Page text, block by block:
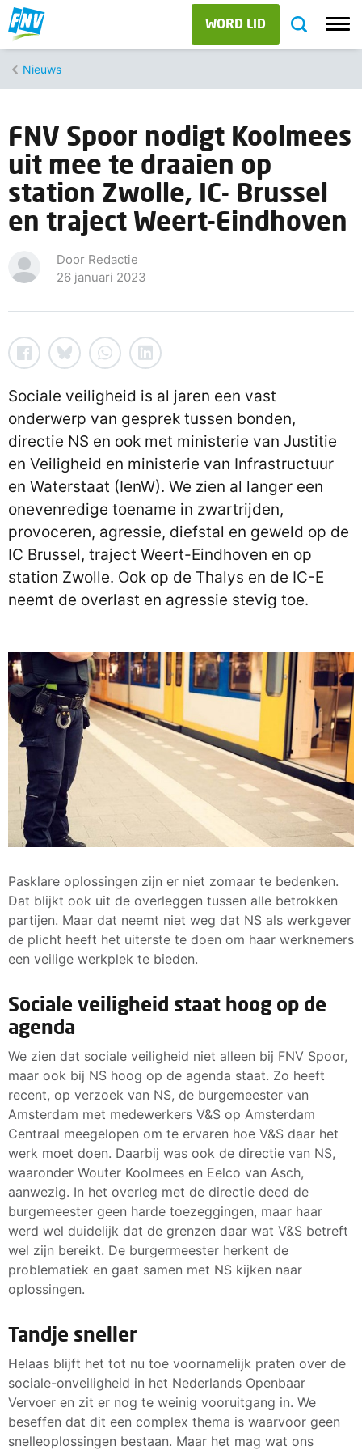
WORD LID
Nieuws
FNV Spoor nodigt Koolmees
uit mee te draaien op
station Zwolle, IC- Brussel
en traject Weert-Eindhoven
Door Redactie
26 januari 2023
Sociale veiligheid is al jaren een vast
onderwerp van gesprek tussen bonden,
directie NS en ook met ministerie van Justitie
en Veiligheid en ministerie van Infrastructuur
en Waterstaat (IenW). We zien al langer een
onevenredige toename in zwartrijden,
provoceren, agressie, diefstal en geweld op de
IC Brussel, traject Weert-Eindhoven en op
station Zwolle. Ook op de Thalys en de IC-E
neemt de overlast en agressie stevig toe.
Pasklare oplossingen zijn er niet zomaar te bedenken.
Dat blijkt ook uit de overleggen tussen alle betrokken
partijen. Maar dat neemt niet weg dat NS als werkgever
de plicht heeft het uiterste te doen om haar werknemers
een veilige werkplek te bieden.
Sociale veiligheid staat hoog op de
agenda
We zien dat sociale veiligheid niet alleen bij FNV Spoor,
maar ook bij NS hoog op de agenda staat. Zo heeft
recent, op verzoek van NS, de burgemeester van
Amsterdam met medewerkers V&S op Amsterdam
Centraal meegelopen om te ervaren hoe V&S daar het
werk moet doen. Daarbij was ook de directie van NS,
waaronder Wouter Koolmees en Eelco van Asch,
aanwezig. In het overleg met de directie deed de
burgemeester geen harde toezeggingen, maar haar
werd wel duidelijk dat de grenzen daar wat V&S betreft
wel zijn bereikt. De burgermeester herkent de
problematiek en gaat samen met NS kijken naar
oplossingen.
Tandje sneller
Helaas blijft het tot nu toe voornamelijk praten over de
sociale-onveiligheid in het Nederlands Openbaar
Vervoer en zit er nog te weinig vooruitgang in. We
beseffen dat dit een complex thema is waarvoor geen
snelleoplossingen bestaan. Maar het mag wat ons